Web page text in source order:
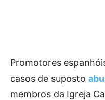
Promotores
casos de suposto
membros da Igreja